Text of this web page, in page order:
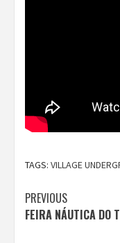
TAGS: VILLAGE
Continue
Reading
PREVIOUS
FEIRA NÁUTICA DO